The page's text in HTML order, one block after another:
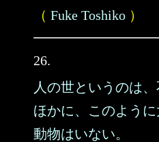
（ Fuke Toshiko ）
26.
人の世というのは、
ほかに、このよう
動物はいない。